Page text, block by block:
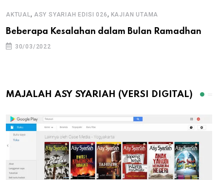
AKTUAL, ASY SYARIAH EDISI 026, KAJIAN UTAMA
Beberapa Kesalahan dalam Bulan Ramadhan
30/03/2022
MAJALAH ASY SYARIAH (VERSI DIGITAL)